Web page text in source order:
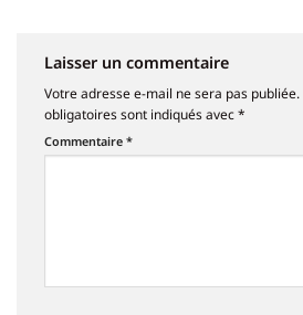
Laisser un commentaire
Votre adresse e-mail ne sera pas publiée.
obligatoires sont indiqués avec*
Commentaire *